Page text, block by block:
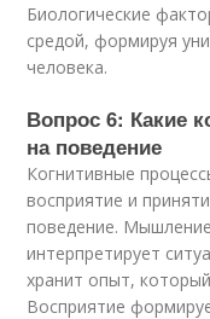
Биологические
средой, формируя
человека.
Вопрос 6: Какие
на поведение
Когнитивные
восприятие и
поведение.
интерпретирует
хранит опыт,
Восприятие